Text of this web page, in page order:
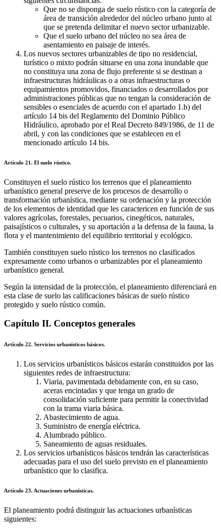
Que no se disponga de suelo rústico con la categoría de
área de transición alrededor del núcleo urbano junto al
que se pretenda delimitar el nuevo sector urbanizable.
Que el suelo urbano del núcleo no sea área de
asentamiento en paisaje de interés.
Los nuevos sectores urbanizables de tipo no residencial,
turístico o mixto podrán situarse en una zona inundable que
no constituya una zona de flujo preferente si se destinan a
infraestructuras hidráulicas o a otras infraestructuras o
equipamientos promovidos, financiados o desarrollados por
administraciones públicas que no tengan la consideración de
sensibles o esenciales de acuerdo con el apartado 1.b) del
artículo 14 bis del Reglamento del Dominio Público
Hidráulico, aprobado por el Real Decreto 849/1986, de 11 de
abril, y con las condiciones que se establecen en el
mencionado artículo 14 bis.
Artículo 21. El suelo rústico.
Constituyen el suelo rústico los terrenos que el planeamiento
urbanístico general preserve de los procesos de desarrollo o
transformación urbanística, mediante su ordenación y la protección
de los elementos de identidad que les caractericen en función de sus
valores agrícolas, forestales, pecuarios, cinegéticos, naturales,
paisajísticos o culturales, y su aportación a la defensa de la fauna, la
flora y el mantenimiento del equilibrio territorial y ecológico.
También constituyen suelo rústico los terrenos no clasificados
expresamente como urbanos o urbanizables por el planeamiento
urbanístico general.
Según la intensidad de la protección, el planeamiento diferenciará en
esta clase de suelo las calificaciones básicas de suelo rústico
protegido y suelo rústico común.
Capítulo II. Conceptos generales
Artículo 22. Servicios urbanísticos básicos.
Los servicios urbanísticos básicos estarán constituidos por las
siguientes redes de infraestructura:
Viaria, pavimentada debidamente con, en su caso,
aceras encintadas y que tenga un grado de
consolidación suficiente para permitir la conectividad
con la trama viaria básica.
Abastecimiento de agua.
Suministro de energía eléctrica.
Alumbrado público.
Saneamiento de aguas residuales.
Los servicios urbanísticos básicos tendrán las características
adecuadas para el uso del suelo previsto en el planeamiento
urbanístico que lo clasifica.
Artículo 23. Actuaciones urbanísticas.
El planeamiento podrá distinguir las actuaciones urbanísticas
siguientes: